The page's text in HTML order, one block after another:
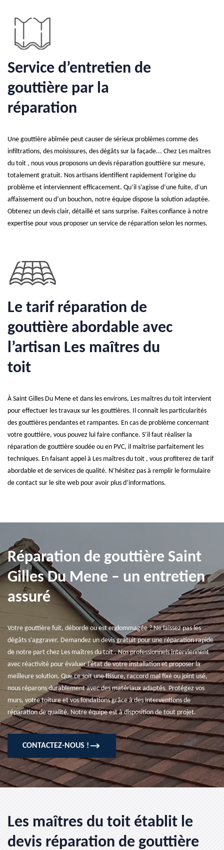
Service d’entretien de
gouttière par la
réparation
Une gouttière abîmée peut causer de sérieux problèmes comme des
infiltrations, des moisissures, des dégâts sur la façade... Chez Les maîtres
du toit , nous vous proposons un devis réparation gouttière sur mesure,
totalement gratuit. Nos artisans identifient rapidement l’origine du
problème et interviennent efficacement. Qu’il s’agisse d’une fuite, d’un
affaissement ou d’un bouchon, notre équipe dispose la solution adaptée.
Obtenez un devis clair, détaillé et sans surprise. Faites confiance à notre
expertise pour vous proposer un service de réparation selon les normes.
Le tarif réparation de
gouttière abordable avec
l’artisan Les maîtres du
toit
À Saint Gilles Du Mene et dans les environs, Les maîtres du toit intervient
pour effectuer les travaux sur les gouttières. Il connaît les particularités
des gouttières pendantes et rampantes. En cas de problème concernant
votre gouttière, vous pouvez lui faire confiance. S’il faut réaliser la
réparation de gouttière soudée ou en PVC, il maîtrise parfaitement les
techniques. En faisant appel à Les maîtres du toit , vous profiterez de tarif
abordable et de services de qualité. N’hésitez pas à remplir le formulaire
de contact sur le site web pour avoir plus d’informations.
Réparation de gouttière Saint
Gilles Du Mene – un entretien
assuré
Votre gouttière fuit, déborde ou est endommagée ? Ne laissez pas les
dégâts s’aggraver. Demandez un devis gratuit pour une réparation rapide
de notre part chez Les maîtres du toit . Nos professionnels interviennent
avec réactivité pour évaluer l’état de votre installation et proposer la
meilleure solution. Que ce soit une fissure, raccord mal fixé ou joint usé,
nous réparons durablement avec des matériaux adaptés. Protégez vos
murs, votre toiture et vos fondations grâce à des interventions de
réparation de qualité. Notre équipe est à disposition de tout projet.
CONTACTEZ-NOUS !
Les maîtres du toit établit le
devis réparation de gouttière